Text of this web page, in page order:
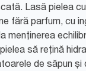
Lasă pielea
fără parfum, cu
menținerea
să rețină
de săpun și